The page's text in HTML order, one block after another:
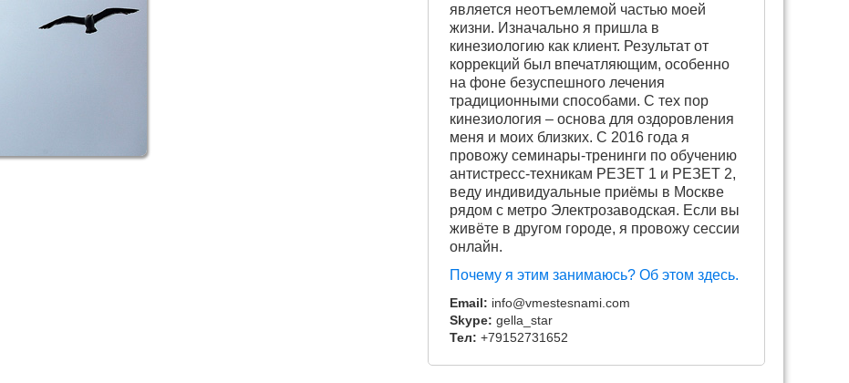
является неотъемлемой частью моей
жизни. Изначально я пришла в
кинезиологию как клиент. Результат от
коррекций был впечатляющим, особенно
на фоне безуспешного лечения
традиционными способами. С тех пор
кинезиология – основа для оздоровления
меня и моих близких. С 2016 года я
провожу семинары-тренинги по обучению
антистресс-техникам РЕЗЕТ 1 и РЕЗЕТ 2,
веду индивидуальные приёмы в Москве
рядом с метро Электрозаводская. Если вы
живёте в другом городе, я провожу сессии
онлайн.
Почему я этим занимаюсь? Об этом здесь.
Email: info@vmestesnami.com
Skype: gella_star
Тел: +79152731652